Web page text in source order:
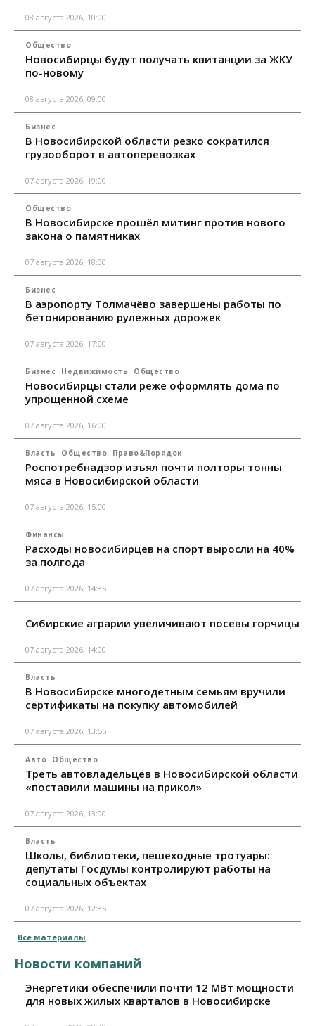
08 августа 2026, 10:00
Общество
Новосибирцы будут получать квитанции за ЖКУ
по-новому
08 августа 2026, 09:00
Бизнес
В Новосибирской области резко сократился
грузооборот в автоперевозках
07 августа 2026, 19:00
Общество
В Новосибирске прошёл митинг против нового
закона о памятниках
07 августа 2026, 18:00
Бизнес
В аэропорту Толмачёво завершены работы по
бетонированию рулежных дорожек
07 августа 2026, 17:00
Бизнес Недвижимость Общество
Новосибирцы стали реже оформлять дома по
упрощенной схеме
07 августа 2026, 16:00
Власть Общество Право&Порядок
Роспотребнадзор изъял почти полторы тонны
мяса в Новосибирской области
07 августа 2026, 15:00
Финансы
Расходы новосибирцев на спорт выросли на 40%
за полгода
07 августа 2026, 14:35
Сибирские аграрии увеличивают посевы горчицы
07 августа 2026, 14:00
Власть
В Новосибирске многодетным семьям вручили
сертификаты на покупку автомобилей
07 августа 2026, 13:55
Авто Общество
Треть автовладельцев в Новосибирской области
«поставили машины на прикол»
07 августа 2026, 13:00
Власть
Школы, библиотеки, пешеходные тротуары:
депутаты Госдумы контролируют работы на
социальных объектах
07 августа 2026, 12:35
Все материалы
Новости компаний
Энергетики обеспечили почти 12 МВт мощности
для новых жилых кварталов в Новосибирске